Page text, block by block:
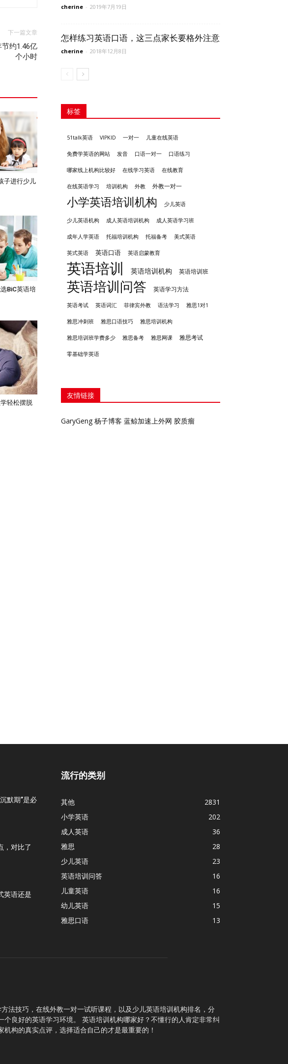
下一篇文章
约1.46亿
个小时
子进行少儿
BiC英语培
轻松摆脱
cherine - 2019年7月19日
怎样练习英语口语，这三点家长要格外注意
cherine - 2018年12月8日
标签
51talk英语 VIPKID 一对一 儿童在线英语
免费学英语的网站 发音 口语一对一 口语练习
哪家线上机构比较好 在线学习英语 在线教育
在线英语学习 培训机构 外教 外教一对一
小学英语培训机构 少儿英语
少儿英语机构 成人英语培训机构 成人英语学习班
成年人学英语 托福培训机构 托福备考 美式英语
英式英语 英语口语 英语启蒙教育
英语培训 英语培训机构 英语培训班
英语培训问答 英语学习方法
英语考试 英语词汇 菲律宾外教 语法学习 雅思1对1
雅思冲刺班 雅思口语技巧 雅思培训机构
雅思培训班学费多少 雅思备考 雅思网课 雅思考试
零基础学英语
友情链接
GaryGeng 杨子博客 蓝鲸加速上外网 胶质瘤
默期”是必
，对比了
英语还是
流行的类别
其他
2831
小学英语
202
成人英语
36
雅思
28
少儿英语
23
英语培训问答
16
儿童英语
16
幼儿英语
15
雅思口语
13
法技巧，在线外教一对一试听课程，以及少儿英语培训机构排名，分
良好的英语学习环境。 英语培训机构哪家好？不懂行的人肯定非常纠
构的真实点评，选择适合自己的才是最重要的！